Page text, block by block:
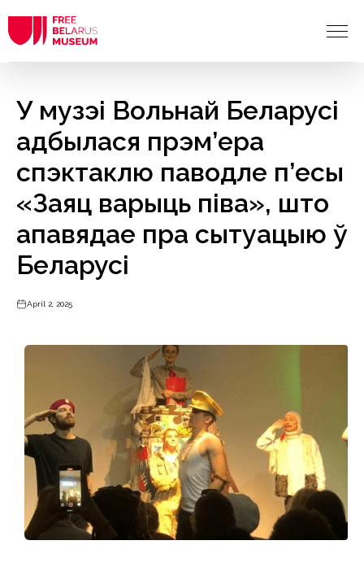
У музэі Вольнай Беларусі
адбылася прэм’ера
спэктаклю паводле п’есы
«Заяц варыць піва», што
апавядае пра сытуацыю ў
Беларусі
April 2, 2025